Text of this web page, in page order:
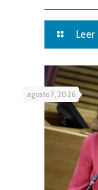
Leer
agosto 7, 2026